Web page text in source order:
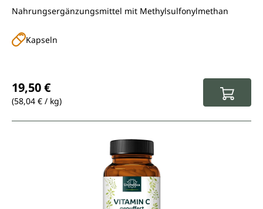
Nahrungsergänzungsmittel mit Methylsulfonylmethan
Kapseln
19,50 €
(58,04 € / kg)